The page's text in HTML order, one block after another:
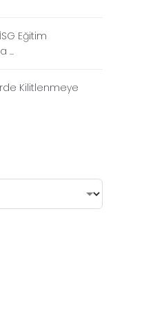
Eğitim
...
Kilitlenmeye